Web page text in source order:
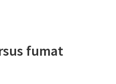
fumat